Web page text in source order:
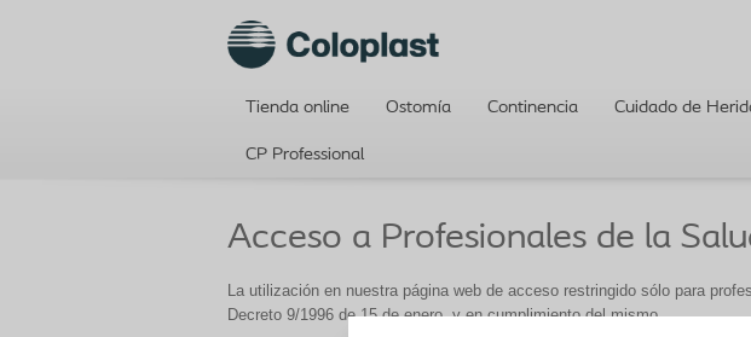
Tienda online Ostomía Continencia Cuidado de
CP Professional
Acceso a Profesionales de la
La utilización en nuestra página web de acceso restringido sólo para
Decreto 9/1996 de 15 de enero, y en cumplimiento del mismo.